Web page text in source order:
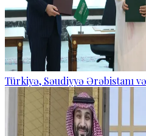
Türkiyə, Səudiyyə Ərəbistanı